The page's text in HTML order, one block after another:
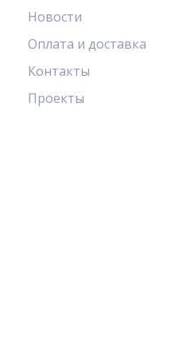
Новости
Оплата и доставка
Контакты
Проекты